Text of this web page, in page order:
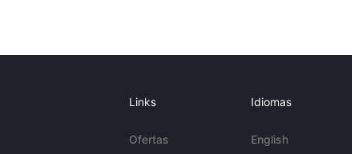
Links
Ofertas
Idiomas
English